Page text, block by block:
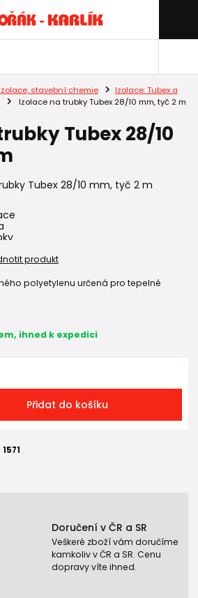
stavební chemie
Izolace: Tubex a
Izolace na trubky Tubex 28/10 mm, tyč 2 m
Tubex 28/10
produkt
polyetylenu určená pro tepelné
ihned k expedici
Přidat do košíku
1571
Doručení v ČR a SR
Veškeré zboží vám doručíme
kamkoliv v ČR a SR. Cenu
dopravy víte ihned.